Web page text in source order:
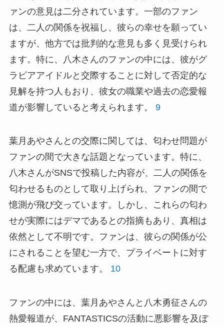
ァンの意見は二分されています。一部のファン
は、二人の関係を祝福し、彼らの幸せを願ってい
ますが、他方では批判的な意見も多く見受けられ
ます。特に、八木さんのファンの中には、彼がグ
ラビアアイドルと交際することに対して否定的な
見解を持つ人もおり、彼女の職業や過去の恋愛報
道が影響していると考えられます。 9
葉月あやさんとの交際に関しては、匂わせ問題が
ファンの間で大きな話題となっています。特に、
八木さんがSNSで投稿した内容が、二人の関係を
匂わせるものとして取り上げられ、ファンの間で
憶測が飛び交っています。しかし、これらの匂わ
せが実際にはデマであるとの指摘もあり、真相は
依然として不明です。ファンは、彼らの関係が公
にされることを望む一方で、プライベートに対す
る配慮も求めています。 10
ファンの中には、葉月あやさんと八木勇征さんの
熱愛報道が、FANTASTICSの活動に悪影響を及ぼ